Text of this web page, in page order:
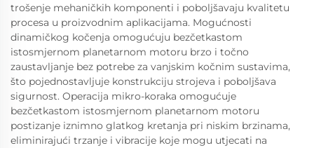
trošenje mehaničkih komponenti i poboljšavaju kvalitetu
procesa u proizvodnim aplikacijama. Mogućnosti
dinamičkog kočenja omogućuju bezčetkastom
istosmjernom planetarnom motoru brzo i točno
zaustavljanje bez potrebe za vanjskim kočnim sustavima,
što pojednostavljuje konstrukciju strojeva i poboljšava
sigurnost. Operacija mikro-koraka omogućuje
bezčetkastom istosmjernom planetarnom motoru
postizanje iznimno glatkog kretanja pri niskim brzinama,
eliminirajući trzanje i vibracije koje mogu utjecati na